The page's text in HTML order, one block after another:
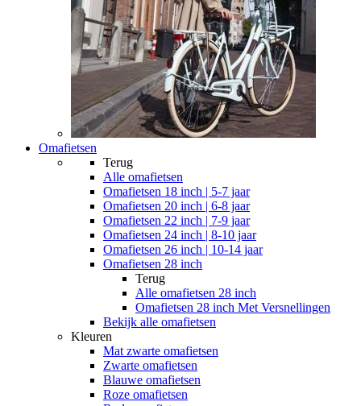
Omafietsen
Terug
Alle omafietsen
Omafietsen 18 inch | 5-7 jaar
Omafietsen 20 inch | 6-8 jaar
Omafietsen 22 inch | 7-9 jaar
Omafietsen 24 inch | 8-10 jaar
Omafietsen 26 inch | 10-14 jaar
Omafietsen 28 inch
Terug
Alle omafietsen 28 inch
Omafietsen 28 inch Met Versnellingen
Bekijk alle omafietsen
Kleuren
Mat zwarte omafietsen
Zwarte omafietsen
Blauwe omafietsen
Roze omafietsen